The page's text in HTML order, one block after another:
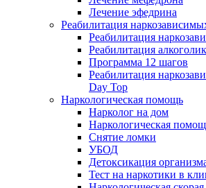
Лечение эфедрина
Реабилитация
Реабилитация
Реабилитация
Программа 12 шагов
Реабилитация
Day Top
Наркологическая помощь
Нарколог на дом
Наркологическая
Снятие ломки
УБОД
Детоксикация
Тест на наркотики в